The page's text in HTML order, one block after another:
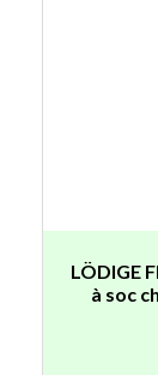
LÖDIGE
à soc